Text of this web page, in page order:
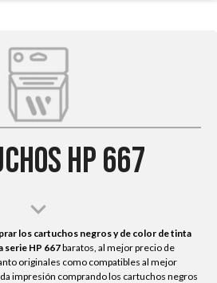
HP 667
los cartuchos negros y de color de tinta
serie HP 667baratos, al mejor precio de
originales como compatibles al mejor
impresión comprando los cartuchos negros